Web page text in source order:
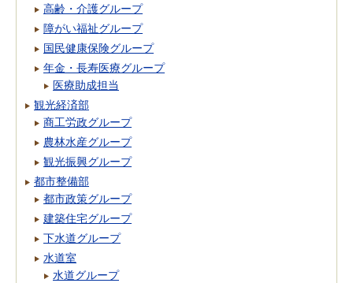
高齢・介護グループ
障がい福祉グループ
国民健康保険グループ
年金・長寿医療グループ
医療助成担当
観光経済部
商工労政グループ
農林水産グループ
観光振興グループ
都市整備部
都市政策グループ
建築住宅グループ
下水道グループ
水道室
水道グループ